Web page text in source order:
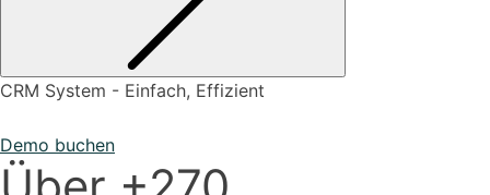
CRM System - Einfach, Effizient
Demo buchen